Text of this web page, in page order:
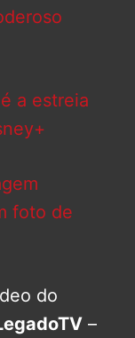
a estreia
foto de
do
–